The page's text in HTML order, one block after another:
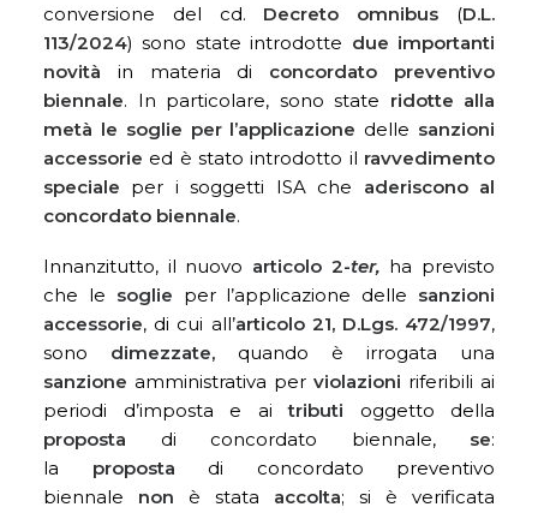
conversione del cd. Decreto omnibus (D.L.
113/2024) sono state introdotte due importanti
novità in materia di concordato preventivo
biennale. In particolare, sono state ridotte alla
metà le soglie per l’applicazione delle sanzioni
accessorie ed è stato introdotto il ravvedimento
speciale per i soggetti ISA che aderiscono al
concordato biennale.
Innanzitutto, il nuovo articolo 2-ter, ha previsto
che le soglie per l’applicazione delle sanzioni
accessorie, di cui all’articolo 21, D.Lgs. 472/1997,
sono dimezzate, quando è irrogata una
sanzione amministrativa per violazioni riferibili ai
periodi d’imposta e aitributi oggetto della
proposta di concordato biennale,se:
la proposta di concordato preventivo
biennale non è stata accolta; si è verificata